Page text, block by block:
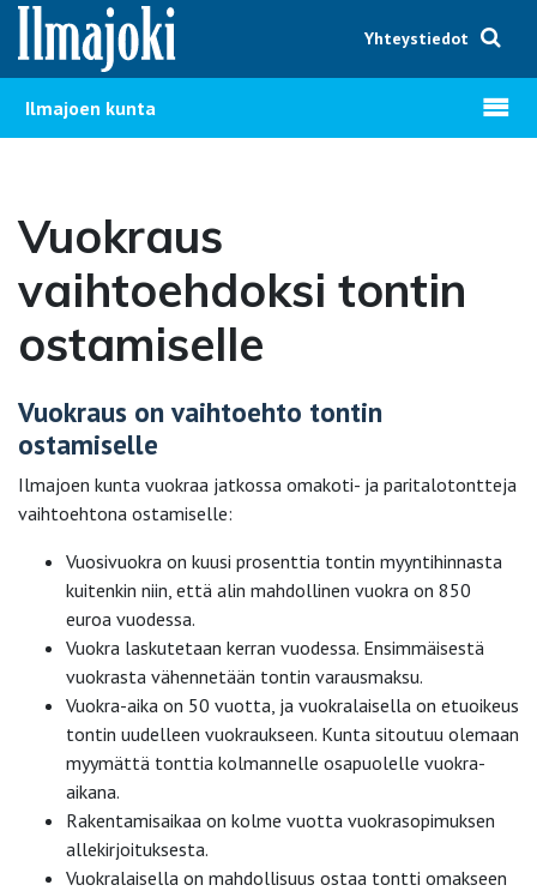
Hyppää sisältöön
Yhteystiedot
Ilmajoen kunta Avaa
Vuokraus
vaihtoehdoksi tontin
ostamiselle
Vuokraus on vaihtoehto tontin
ostamiselle
Ilmajoen kunta vuokraa jatkossa omakoti- ja paritalotontteja
vaihtoehtona ostamiselle:
Vuosivuokra on kuusi prosenttia tontin myyntihinnasta
kuitenkin niin, että alin mahdollinen vuokra on 850
euroa vuodessa.
Vuokra laskutetaan kerran vuodessa. Ensimmäisestä
vuokrasta vähennetään tontin varausmaksu.
Vuokra-aika on 50 vuotta, ja vuokralaisella on etuoikeus
tontin uudelleen vuokraukseen. Kunta sitoutuu olemaan
myymättä tonttia kolmannelle osapuolelle vuokra-
aikana.
Rakentamisaikaa on kolme vuotta vuokrasopimuksen
allekirjoituksesta.
Vuokralaisella on mahdollisuus ostaa tontti omakseen